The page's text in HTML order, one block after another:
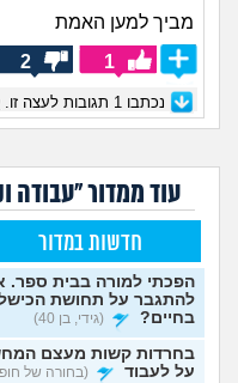
מביך למען האמת
1
2
נכתבו 1 תגובות לעצה זו.
עוד ממדור "עבודה
חדשות במדור
הפכתי למורה בבית ספר.
להתגבר על תחושת
בחיים?
(גידי, בן 40)
בחרדות קשות מעצם
על לעבוד
(בחורה של